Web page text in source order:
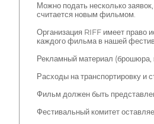
Можно подать несколько
считается новым фильмом.
Организация RIFF имеет право
каждого фильма в нашей
Рекламный материал (брошюра,
Расходы на транспортировку и
Фильм должен быть
Фестивальный комитет